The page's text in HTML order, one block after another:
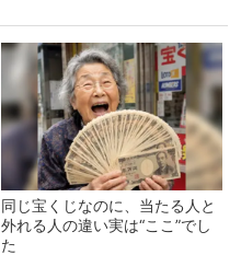
同じ宝くじなのに、当たる人と
外れる人の違い実は“ここ”でし
た